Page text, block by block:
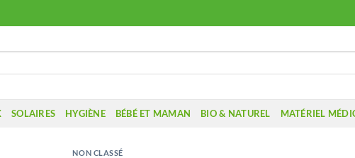
SOLAIRES HYGIÈNE BÉBÉ ET MAMAN BIO & NATUREL MATÉRIEL
NON CLASSÉ